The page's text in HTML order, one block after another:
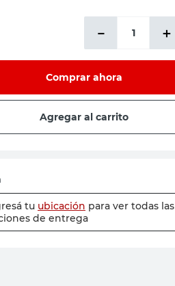
＋
－
Comprar ahora
Agregar al carrito
tu ubicación para ver todas las
de entrega